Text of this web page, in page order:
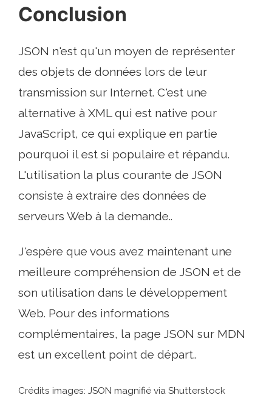
Conclusion
JSON n'est qu'un moyen de représenter
des objets de données lors de leur
transmission sur Internet. C'est une
alternative à XML qui est native pour
JavaScript, ce qui explique en partie
pourquoi il est si populaire et répandu.
L'utilisation la plus courante de JSON
consiste à extraire des données de
serveurs Web à la demande..
J'espère que vous avez maintenant une
meilleure compréhension de JSON et de
son utilisation dans le développement
Web. Pour des informations
complémentaires, la page JSON sur MDN
est un excellent point de départ..
Crédits images: JSON magnifié via Shutterstock